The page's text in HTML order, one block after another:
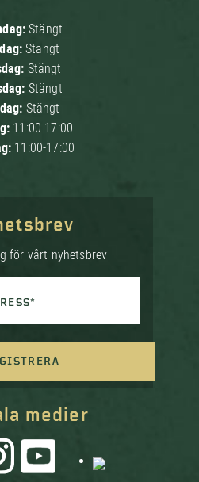
Stängt
Stängt
Stängt
Stängt
Stängt
11:00-17:00
11:00-17:00
medier
för vårt nyhetsbrev